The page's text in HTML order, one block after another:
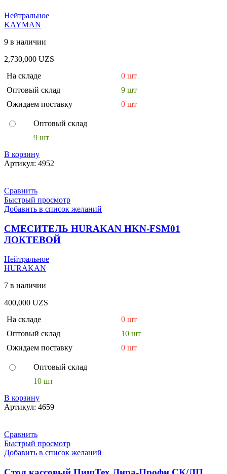
Нейтральное
KAYMAN
9 в наличии
2,730,000 UZS
На складе
0 шт
Оптовый склад
9 шт
Ожидаем поставку
0 шт
Оптовый склад
9 шт
В корзину
Артикул: 4952
Сравнить
Быстрый просмотр
Добавить в список желаний
СМЕСИТЕЛЬ HURAKAN HKN-FSM01
ЛОКТЕВОЙ
Нейтральное
HURAKAN
7 в наличии
400,000 UZS
На складе
0 шт
Оптовый склад
10 шт
Ожидаем поставку
0 шт
Оптовый склад
10 шт
В корзину
Артикул: 4659
Сравнить
Быстрый просмотр
Добавить в список желаний